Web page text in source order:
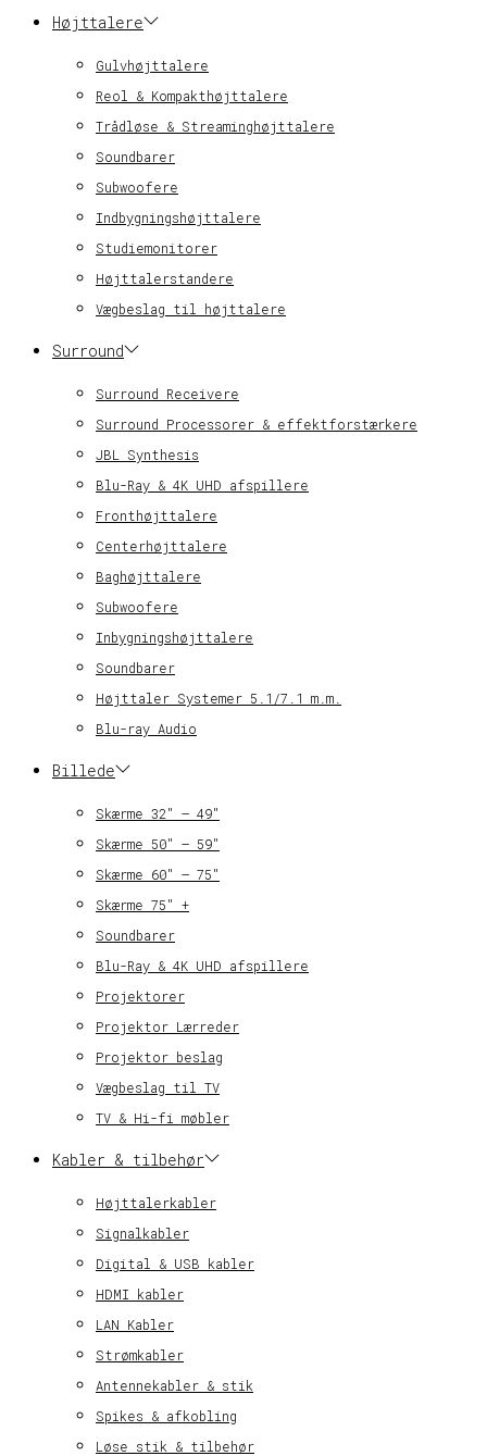
Højttalere
Gulvhøjttalere
Reol & Kompakthøjttalere
Trådløse & Streaminghøjttalere
Soundbarer
Subwoofere
Indbygningshøjttalere
Studiemonitorer
Højttalerstandere
Vægbeslag til højttalere
Surround
Surround Receivere
Surround Processorer & effektforstærkere
JBL Synthesis
Blu-Ray & 4K UHD afspillere
Fronthøjttalere
Centerhøjttalere
Baghøjttalere
Subwoofere
Inbygningshøjttalere
Soundbarer
Højttaler Systemer 5.1/7.1 m.m.
Blu-ray Audio
Billede
Skærme 32″ – 49″
Skærme 50″ – 59″
Skærme 60″ – 75″
Skærme 75″ +
Soundbarer
Blu-Ray & 4K UHD afspillere
Projektorer
Projektor Lærreder
Projektor beslag
Vægbeslag til TV
TV & Hi-fi møbler
Kabler & tilbehør
Højttalerkabler
Signalkabler
Digital & USB kabler
HDMI kabler
LAN Kabler
Strømkabler
Antennekabler & stik
Spikes & afkobling
Løse stik & tilbehør